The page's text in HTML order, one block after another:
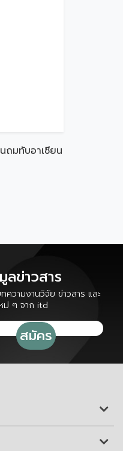
มทับอาเซียน
ลข่าวสาร
ความงานวิจัย ข่าวสาร และ
ม่ ๆ จาก itd